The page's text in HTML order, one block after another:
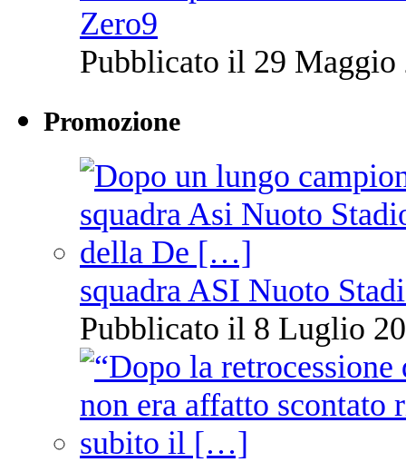
Zero9
Pubblicato il 29 Maggio
Promozione
squadra ASI Nuoto
Pubblicato il 8 Luglio